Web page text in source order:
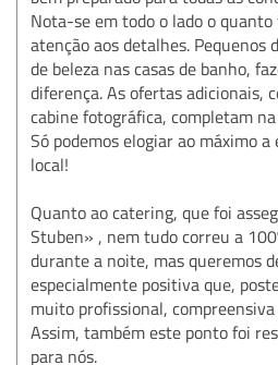
Nota-se em todo o lado o
atenção aos detalhes. Pequenos
de beleza nas casas de banho,
diferença. As ofertas adicionais,
cabine fotográfica, completam
Só podemos elogiar ao máximo
local!
Quanto ao catering, que foi
Stuben» , nem tudo correu a
durante a noite, mas queremos
especialmente positiva que,
muito profissional,
Assim, também este ponto foi
para nós.